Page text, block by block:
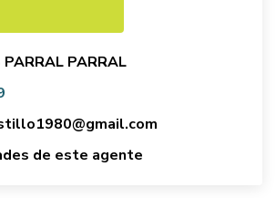
PARRAL PARRAL
de este agente